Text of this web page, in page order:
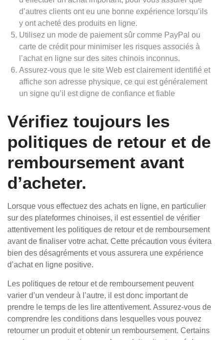
d’autres clients ont eu une bonne expérience lorsqu’ils
y ont acheté des produits en ligne.
Utilisez un mode de paiement sûr comme PayPal ou
carte de crédit pour minimiser les risques associés à
l’achat en ligne sur des sites chinois inconnus.
Assurez-vous que le site Web est clairement identifié et
affiche son adresse physique, ce qui est généralement
un signe qu’il est digne de confiance et fiable
Vérifiez toujours les
politiques de retour et de
remboursement avant
d’acheter.
Lorsque vous effectuez des achats en ligne, en particulier
sur des plateformes chinoises, il est essentiel de vérifier
attentivement les politiques de retour et de remboursement
avant de finaliser votre achat. Cette précaution vous évitera
bien des désagréments et vous assurera une expérience
d’achat en ligne positive.
Les politiques de retour et de remboursement peuvent
varier d’un vendeur à l’autre, il est donc important de
prendre le temps de les lire attentivement. Assurez-vous de
comprendre les conditions dans lesquelles vous pouvez
retourner un produit et obtenir un remboursement. Certains